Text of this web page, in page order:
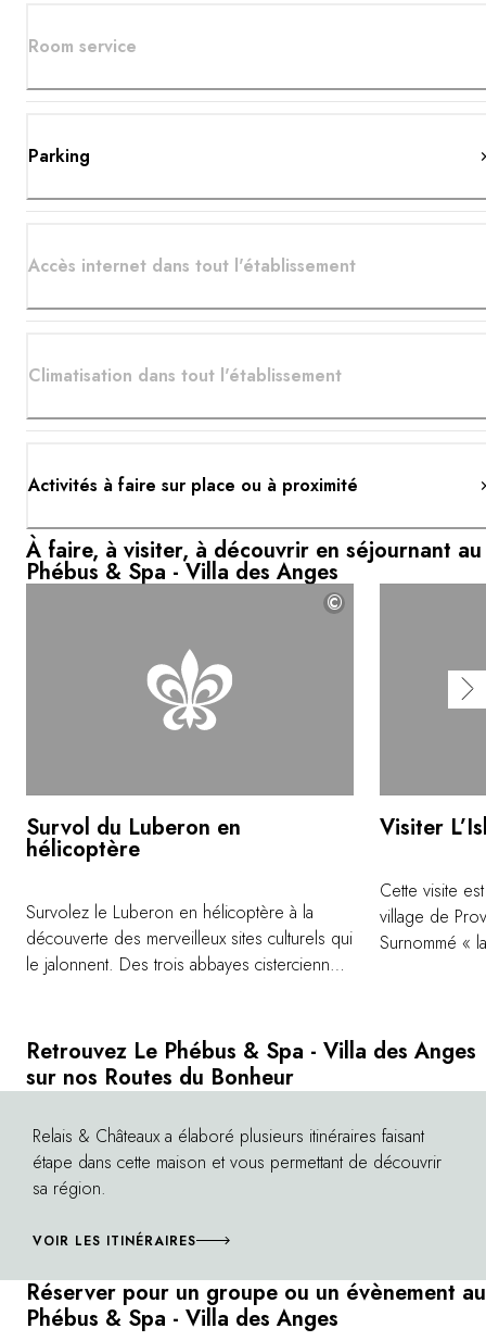
Room service
Parking
Accès internet dans tout l'établissement
Climatisation dans tout l'établissement
Activités à faire sur place ou à proximité
Retrouvez Le Phébus & Spa - Villa des Anges
sur nos Routes du Bonheur
Relais & Châteaux a élaboré plusieurs itinéraires faisant
étape dans cette maison et vous permettant de découvrir
sa région.
VOIR LES ITINÉRAIRES
Réserver pour un groupe ou un évènement au
Phébus & Spa - Villa des Anges
À faire, à visiter, à découvrir en séjournant au
Phébus & Spa - Villa des Anges
©
Survol du Luberon en
hélicoptère
Survolez le Luberon en hélicoptère à la
découverte des merveilleux sites culturels qui
le jalonnent. Des trois abbayes cisterciennes
Colorado provençal et des ocres de
Roussillon, le spectacle est à couper le
souffle. De plus, vous pourrez profiter d'une
halte dans un domaine viticole pour une
dégustation et terminer par une vue
imprenable sur le Palais des Papes en
Avignon.
Visiter
Cette visite
village de
Surnommé «
à aubes, ses
flânerie.
du dimanche
couleurs et
Internationale
l'automne.